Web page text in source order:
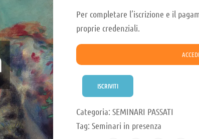
Per completare l’iscrizione e il
proprie credenziali.
ISCRIVITI
Categoria: SEMINARI PASSATI
Tag: Seminari in presenza